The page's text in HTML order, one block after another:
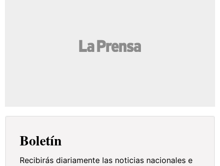
Boletín
Recibirás diariamente las noticias nacionales e